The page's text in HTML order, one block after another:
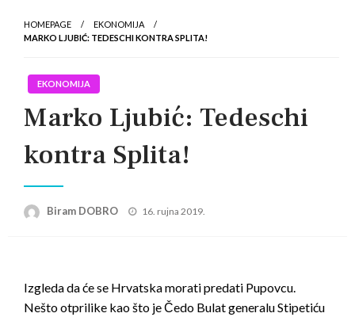
HOMEPAGE
EKONOMIJA
MARKO LJUBIĆ: TEDESCHI KONTRA SPLITA!
EKONOMIJA
Marko Ljubić: Tedeschi
kontra Splita!
Biram DOBRO
Posted
16. rujna 2019.
Izgleda da će se Hrvatska morati predati Pupovcu.
Nešto otprilike kao što je Čedo Bulat generalu Stipetiću